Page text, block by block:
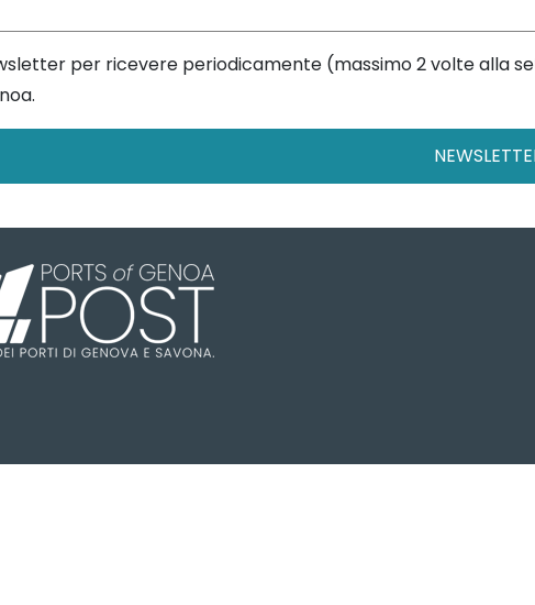
per ricevere periodicamente (massimo 2 volte alla
of Genoa POST è una testata registrata presso il Tribunale